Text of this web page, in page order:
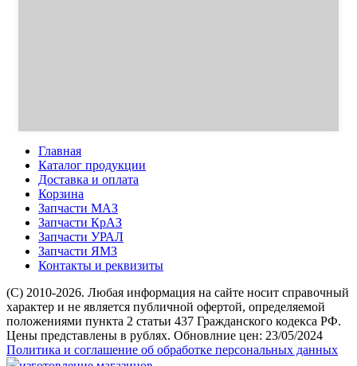
Главная
Каталог продукции
Доставка и оплата
Корзина
Запчасти МАЗ
Запчасти КрАЗ
Запчасти УРАЛ
Запчасти ЯМЗ
Контакты и реквизиты
(C) 2010-2026. Любая информация на сайте носит справочный
характер и не является публичной офертой, определяемой
положениями пункта 2 статьи 437 Гражданского кодекса РФ.
Цены представлены в рублях. Обновлние цен: 23/05/2024
Политика и соглашение об обработке персональных данных